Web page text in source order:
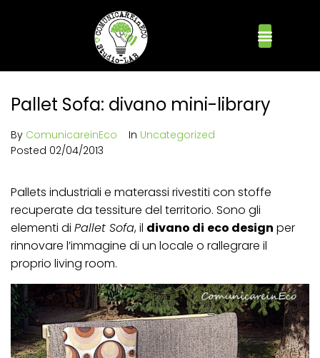
Pallet Sofa: divano mini-library
By ComunicareinEco In Uncategorized
Posted 02/04/2013
Pallets industriali e materassi rivestiti con stoffe
recuperate da tessiture del territorio. Sono gli
elementi di Pallet Sofa, il divano di eco design per
rinnovare l’immagine di un locale o rallegrare il
proprio living room.